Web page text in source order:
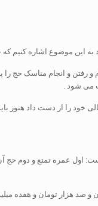
به این موضوع اشاره
و رفتن و انجام مناسک
می شود .
خود را از دست داد هنوز
عمره تمتع و دوم حج آن